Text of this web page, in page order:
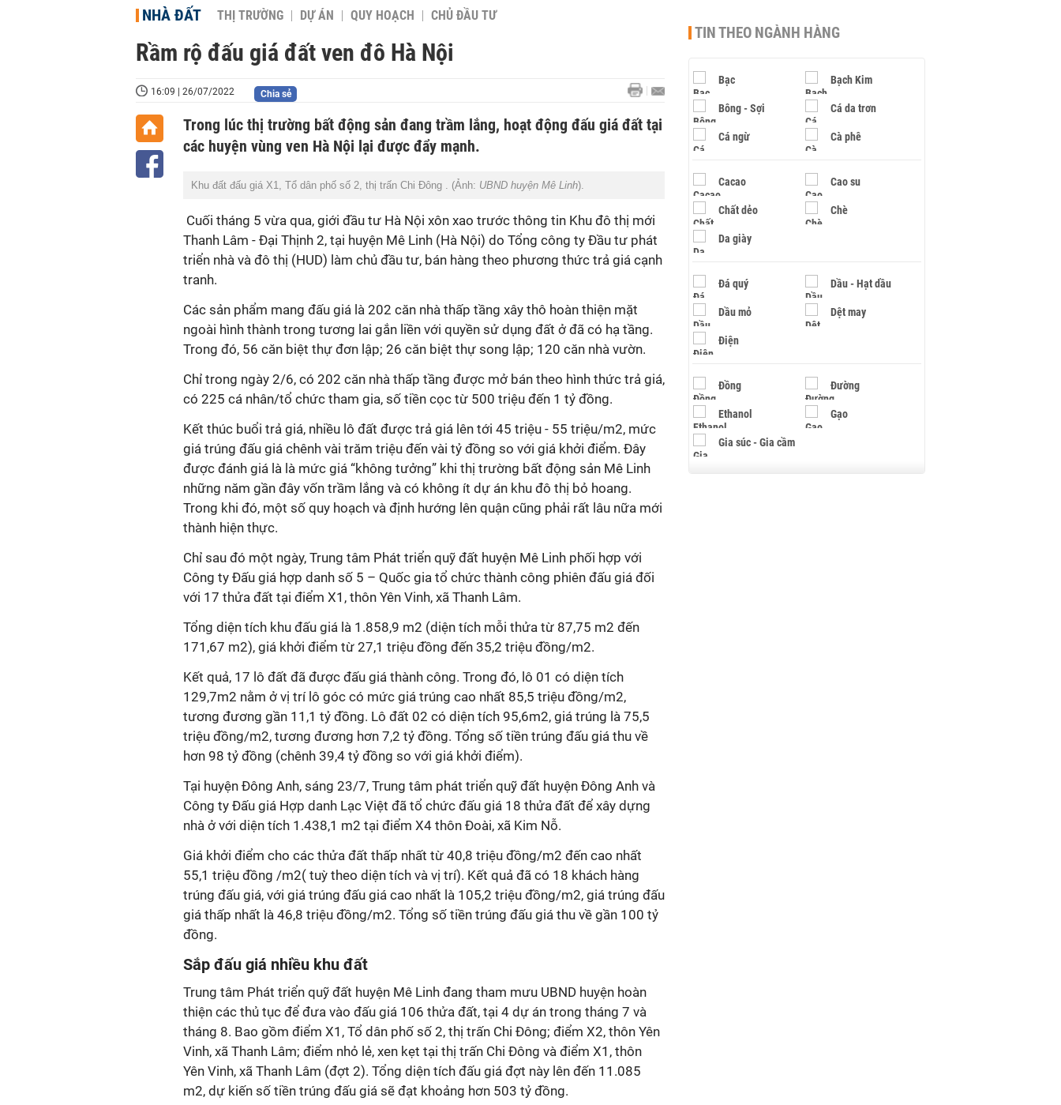
NHÀ ĐẤT THỊ TRƯỜNG DỰ ÁN QUY HOẠCH CHỦ ĐẦU TƯ
Rầm rộ đấu giá đất ven đô Hà Nội
16:09 | 26/07/2022 Chia sẻ
Trong lúc thị trường bất động sản đang trầm lắng, hoạt động đấu giá đất tại
các huyện vùng ven Hà Nội lại được đẩy mạnh.
Khu đất đấu giá X1, Tổ dân phố số 2, thị trấn Chi Đông . (Ảnh: UBND huyện Mê Linh).
Cuối tháng 5 vừa qua, giới đầu tư Hà Nội xôn xao trước thông tin Khu đô thị mới
Thanh Lâm - Đại Thịnh 2, tại huyện Mê Linh (Hà Nội) do Tổng công ty Đầu tư phát
triển nhà và đô thị (HUD) làm chủ đầu tư, bán hàng theo phương thức trả giá cạnh
tranh.
Các sản phẩm mang đấu giá là 202 căn nhà thấp tầng xây thô hoàn thiện mặt
ngoài hình thành trong tương lai gắn liền với quyền sử dụng đất ở đã có hạ tầng.
Trong đó, 56 căn biệt thự đơn lập; 26 căn biệt thự song lập; 120 căn nhà vườn.
Chỉ trong ngày 2/6, có 202 căn nhà thấp tầng được mở bán theo hình thức trả giá,
có 225 cá nhân/tổ chức tham gia, số tiền cọc từ 500 triệu đến 1 tỷ đồng.
Kết thúc buổi trả giá, nhiều lô đất được trả giá lên tới 45 triệu - 55 triệu/m2, mức
giá trúng đấu giá chênh vài trăm triệu đến vài tỷ đồng so với giá khởi điểm. Đây
được đánh giá là là mức giá “không tưởng” khi thị trường bất động sản Mê Linh
những năm gần đây vốn trầm lắng và có không ít dự án khu đô thị bỏ hoang.
Trong khi đó, một số quy hoạch và định hướng lên quận cũng phải rất lâu nữa mới
thành hiện thực.
Chỉ sau đó một ngày, Trung tâm Phát triển quỹ đất huyện Mê Linh phối hợp với
Công ty Đấu giá hợp danh số 5 – Quốc gia tổ chức thành công phiên đấu giá đối
với 17 thửa đất tại điểm X1, thôn Yên Vinh, xã Thanh Lâm.
Tổng diện tích khu đấu giá là 1.858,9 m2 (diện tích mỗi thửa từ 87,75 m2 đến
171,67 m2), giá khởi điểm từ 27,1 triệu đồng đến 35,2 triệu đồng/m2.
Kết quả, 17 lô đất đã được đấu giá thành công. Trong đó, lô 01 có diện tích
129,7m2 nằm ở vị trí lô góc có mức giá trúng cao nhất 85,5 triệu đồng/m2,
tương đương gần 11,1 tỷ đồng. Lô đất 02 có diện tích 95,6m2, giá trúng là 75,5
triệu đồng/m2, tương đương hơn 7,2 tỷ đồng. Tổng số tiền trúng đấu giá thu về
hơn 98 tỷ đồng (chênh 39,4 tỷ đồng so với giá khởi điểm).
Tại huyện Đông Anh, sáng 23/7, Trung tâm phát triển quỹ đất huyện Đông Anh và
Công ty Đấu giá Hợp danh Lạc Việt đã tổ chức đấu giá 18 thửa đất để xây dựng
nhà ở với diện tích 1.438,1 m2 tại điểm X4 thôn Đoài, xã Kim Nỗ.
Giá khởi điểm cho các thửa đất thấp nhất từ 40,8 triệu đồng/m2 đến cao nhất
55,1 triệu đồng /m2( tuỳ theo diện tích và vị trí). Kết quả đã có 18 khách hàng
trúng đấu giá, với giá trúng đấu giá cao nhất là 105,2 triệu đồng/m2, giá trúng đấu
giá thấp nhất là 46,8 triệu đồng/m2. Tổng số tiền trúng đấu giá thu về gần 100 tỷ
đồng.
Sắp đấu giá nhiều khu đất
Trung tâm Phát triển quỹ đất huyện Mê Linh đang tham mưu UBND huyện hoàn
thiện các thủ tục để đưa vào đấu giá 106 thửa đất, tại 4 dự án trong tháng 7 và
tháng 8. Bao gồm điểm X1, Tổ dân phố số 2, thị trấn Chi Đông; điểm X2, thôn Yên
Vinh, xã Thanh Lâm; điểm nhỏ lẻ, xen kẹt tại thị trấn Chi Đông và điểm X1, thôn
Yên Vinh, xã Thanh Lâm (đợt 2). Tổng diện tích đấu giá đợt này lên đến 11.085
m2, dự kiến số tiền trúng đấu giá sẽ đạt khoảng hơn 503 tỷ đồng.
TIN THEO NGÀNH HÀNG
Bạc Bạch Kim
Bông - Sợi Cá da trơn
Cá ngừ Cà phê
Cacao Cao su
Chất dẻo Chè
Da giày
Đá quý Dầu - Hạt dầu
Dầu mỏ Dệt may
Điện
Đồng Đường
Ethanol Gạo
Gia súc - Gia cầm